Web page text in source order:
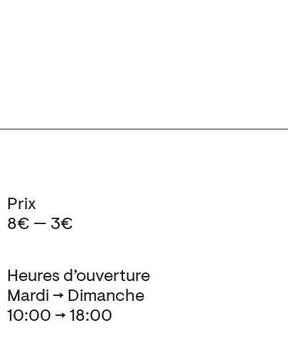
Heures d’ouverture
Mardi → Dimanche
10:00 → 18:00
Prix
8€ — 3€